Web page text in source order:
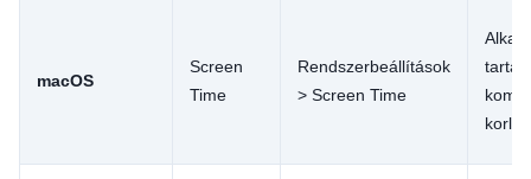
macOS
Screen
Time
Rendszerbeállítások
> Screen Time